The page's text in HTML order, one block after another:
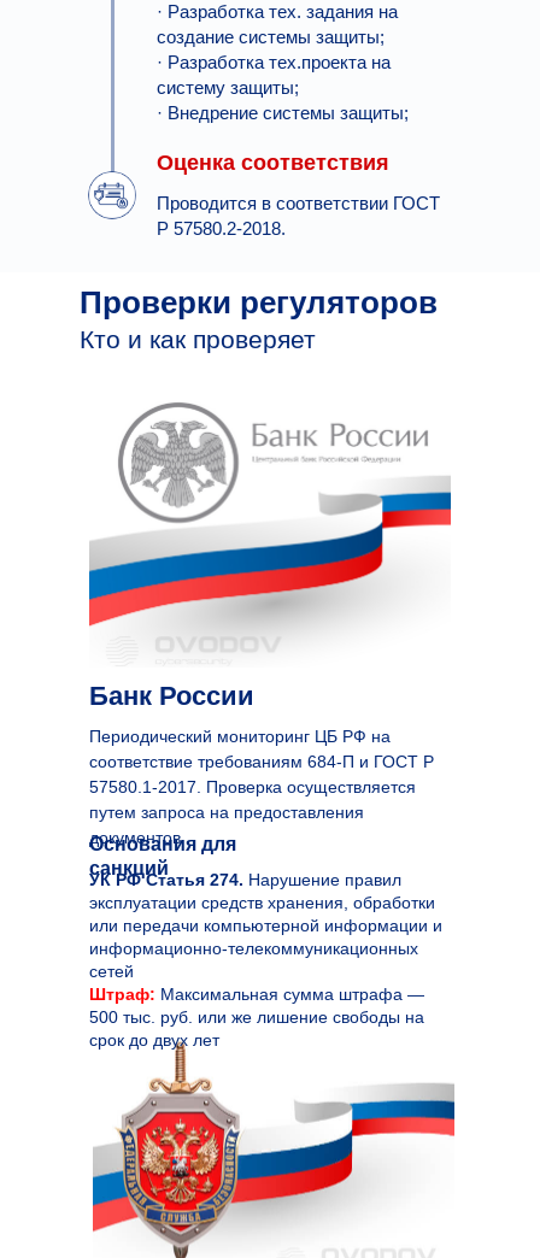
· Разработка тех. задания на
создание системы защиты;
· Разработка тех.проекта на
систему защиты;
· Внедрение системы защиты;
Проводится в соответствии ГОСТ
Р 57580.2-2018.
Оценка соответствия
Проверки регуляторов
Банк России
Периодический мониторинг ЦБ РФ на
соответствие требованиям 684-П и ГОСТ Р
57580.1-2017. Проверка осуществляется
путем запроса на предоставления
документов
Основания для
санкций
Кто и как проверяет
УК РФ Статья 274. Нарушение правил
эксплуатации средств хранения, обработки
или передачи компьютерной информации и
информационно-телекоммуникационных
сетей
Штраф: Максимальная сумма штрафа —
500 тыс. руб. или же лишение свободы на
срок до двух лет